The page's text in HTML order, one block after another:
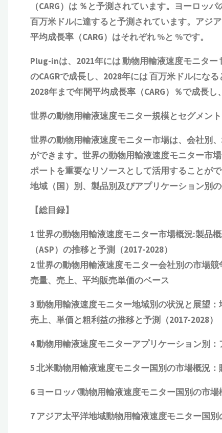
（CARG）は ％と予測されています。ヨーロッ
百万米ドルに達すると予測されています。アジ
平均成長率（CARG）はそれぞれ %と %です。
Plug-inは、2021年には 動物用輸液速度モニタ
のCAGRで成長し、2028年には 百万米ドルにな
2028年まで年間平均成長率（CARG）％で成長
世界の動物用輸液速度モニター規模とセグメント
世界の動物用輸液速度モニター市場は、会社別
ができます。世界の動物用輸液速度モニター市
ポートを重要なリソースとして活用することが
地域（国）別、製品別及びアプリケーション別
【総目録】
1 世界の動物用輸液速度モニター市場概況:製品
（ASP）の推移と予測
（2017-2028）
2 世界の動物用輸液速度モニター会社別の市場競
売量、売上、平均販売単価のベース
3動物用輸液速度モニター地域別の状況と展望：
売上、単価と粗利益の推移と予測（2017-2028）
4動物用輸液速度モニターアプリケーション別
5 北米動物用輸液速度モニター国別の市場概況：
6 ヨーロッパ動物用輸液速度モニター国別の市場
7 アジア太平洋地域動物用輸液速度モニター国別